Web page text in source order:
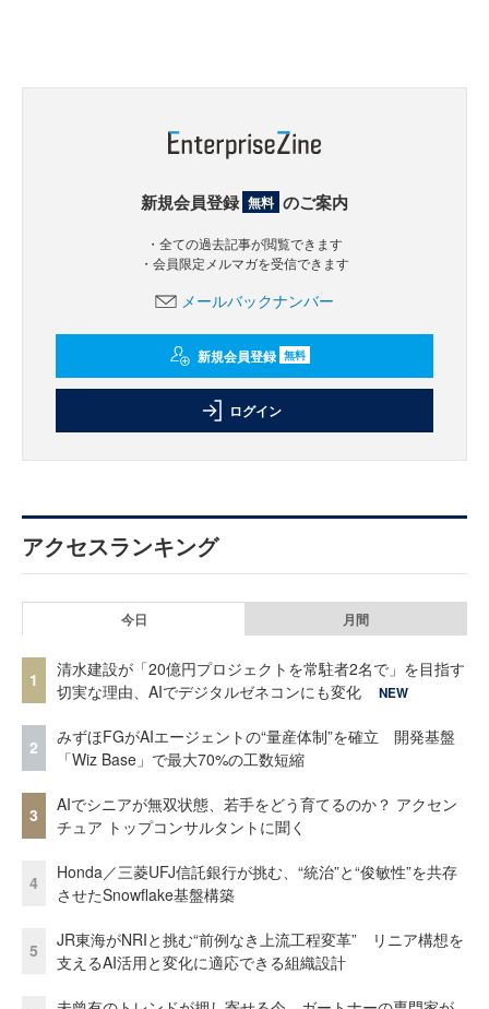
新規会員登録 無料 のご案内
・全ての過去記事が閲覧できます
・会員限定メルマガを受信できます
メールバックナンバー
新規会員登録 無料
ログイン
アクセスランキング
今日 月間
1
清水建設が「20億円プロジェクトを常駐者2名で」を目指す
切実な理由、AIでデジタルゼネコンにも変化
NEW
2
みずほFGがAIエージェントの“量産体制”を確立 開発基盤
「Wiz Base」で最大70%の工数短縮
3
AIでシニアが無双状態、若手をどう育てるのか？ アクセン
チュア トップコンサルタントに聞く
4
Honda／三菱UFJ信託銀行が挑む、“統治”と“俊敏性”を共存
させたSnowflake基盤構築
5
JR東海がNRIと挑む“前例なき上流工程変革” リニア構想を
支えるAI活用と変化に適応できる組織設計